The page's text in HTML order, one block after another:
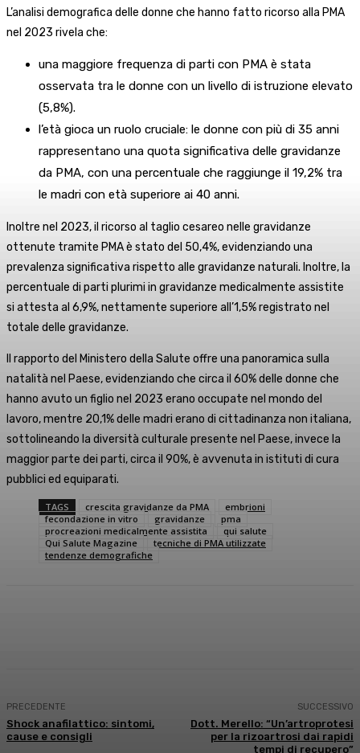
L’analisi demografica delle donne che hanno fatto ricorso alla PMA
nel 2023 rivela che:
una maggiore frequenza di parti con PMA è stata
osservata tra le donne con un livello di istruzione elevato
(5,8%).
l’età gioca un ruolo cruciale: le donne con più di 35 anni
rappresentano una quota significativa delle gravidanze
da PMA, con una percentuale che raggiunge il 19,2% tra
le madri con età superiore ai 40 anni.
Inoltre nel 2023, il ricorso al taglio cesareo nelle gravidanze
ottenute tramite PMA è stato del 50,4%, evidenziando una
prevalenza significativa rispetto alle gravidanze naturali. Inoltre, la
percentuale di parti plurimi in gravidanze medicalmente assistite
si attesta al 6,9%, nettamente superiore all’1,5% registrato nel
totale delle gravidanze.
Il rapporto del Ministero della Salute offre una panoramica sulla
natalità nel Paese, evidenziando che circa il 60% delle donne che
hanno avuto un figlio nel 2023 erano occupate nel mondo del
lavoro, mentre 20,1% delle madri erano di cittadinanza non italiana,
sottolineando la diversità culturale presente nel Paese, invece la
maggior parte dei parti, circa il 90%, è avvenuta in istituti di cura
pubblici ed equiparati.
TAGS crescita gravidanze da PMA
embrioni
fecondazione in vitro
gravidanze
pma
procreazioni medicalmente assistita
qui salute
Qui Salute Magazine
tecniche di PMA utilizzate
tendenze demografiche
PRECEDENTE
Shock anafilattico: sintomi,
cause e consigli
SUCCESSIVO
Dott. Merello: “Un’artroprotesi
per la rizoartrosi dai rapidi
tempi di recupero”